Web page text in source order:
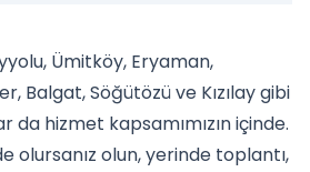
Ümitköy, Eryaman,
Balgat, Söğütözü ve Kızılay gibi
hizmet kapsamımızın içinde.
olursanız olun, yerinde toplantı,